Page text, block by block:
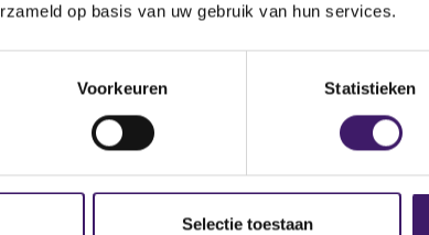
op basis van uw gebruik van hun services.
Voorkeuren Statistieken
Selectie toestaan
de site